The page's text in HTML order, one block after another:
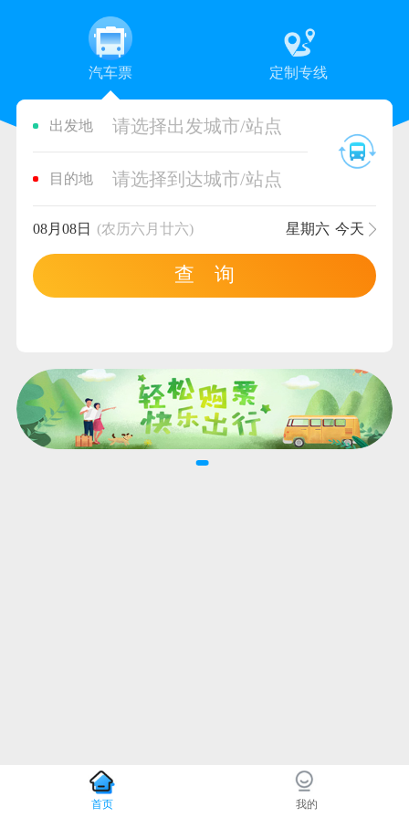
汽车票 定制专线
出发地 请选择出发城市/站点
目的地 请选择到达城市/站点
08月08日 (农历六月廿六) 星期六 今天
查 询
首页 我的